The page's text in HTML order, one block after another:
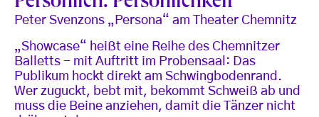
Peter Svenzons „Persona“ am Theater Chemnitz
„Showcase“ heißt eine Reihe des Chemnitzer
Balletts - mit Auftritt im Probensaal: Das
Publikum hockt direkt am Schwingbodenrand.
Wer zuguckt, bebt mit, bekommt Schweiß ab und
muss die Beine anziehen, damit die Tänzer nicht